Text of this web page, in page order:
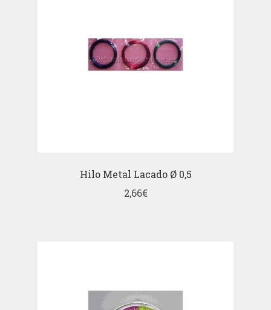
Hilo Metal Lacado Ø 0,5
2,66€